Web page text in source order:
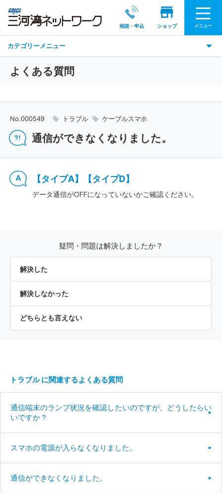
相談・申込 ショップ メニュー
カテゴリーメニュー
よくある質問
No.000549 トラブル ケーブルスマホ
通信ができなくなりました。
【タイプA】【タイプD】
データ通信がOFFになっていないかご確認ください。
疑問・問題は解決しましたか？
解決した
解決しなかった
どちらとも言えない
トラブル に関連するよくある質問
通信端末のランプ状況を確認したいのですが、どうしたらい
いですか？
スマホの電源が入らなくなりました。
通信ができなくなりました。